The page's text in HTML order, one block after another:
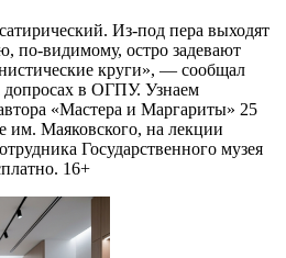
Из-под пера выходят
по-видимому, остро задевают
круги», — сообщал
в ОГПУ. Узнаем
«Мастера и Маргариты» 25
им. Маяковского, на лекции
Государственного музея
16+